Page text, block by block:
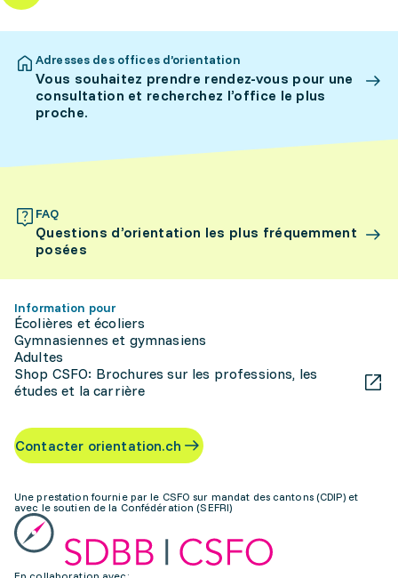
Adresses des offices d’orientation
Vous souhaitez prendre rendez-vous pour une
consultation et recherchez l’office le plus
proche.
FAQ
Questions d’orientation les plus fréquemment
posées
Information pour
Écolières et écoliers
Gymnasiennes et gymnasiens
Adultes
Shop CSFO: Brochures sur les professions, les
études et la carrière
Contacter orientation.ch
Une prestation fournie par le CSFO sur mandat des cantons (CDIP) et
avec le soutien de la Confédération (SEFRI)